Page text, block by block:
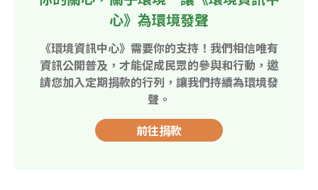
心》為環境發聲
《環境資訊中心》需要你的支持！我們相信唯有
資訊公開普及，才能促成民眾的參與和行動，邀
請您加入定期捐款的行列，讓我們持續為環境發
聲。
前往捐款